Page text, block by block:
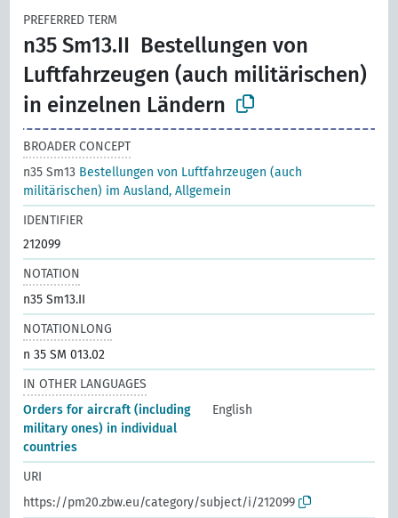
PREFERRED TERM
n35 Sm13.II Bestellungen von
Luftfahrzeugen (auch militärischen)
in einzelnen Ländern
BROADER CONCEPT
n35 Sm13 Bestellungen von Luftfahrzeugen (auch
militärischen) im Ausland, Allgemein
IDENTIFIER
212099
NOTATION
n35 Sm13.II
NOTATIONLONG
n 35 SM 013.02
IN OTHER LANGUAGES
Orders for aircraft (including
military ones) in individual
countries
English
URI
https://pm20.zbw.eu/category/subject/i/212099